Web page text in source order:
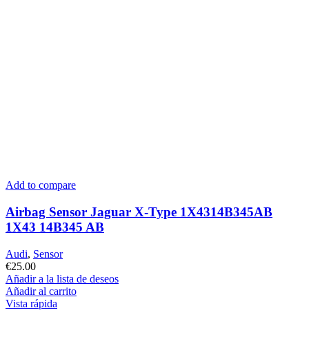
Add to compare
Airbag Sensor Jaguar X-Type 1X4314B345AB
1X43 14B345 AB
Audi, Sensor
€25.00
Añadir a la lista de deseos
Añadir al carrito
Vista rápida